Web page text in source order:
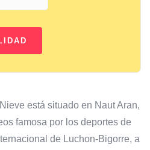
está situado en Naut Aran,
famosa por los deportes de
de Luchon-Bigorre, a